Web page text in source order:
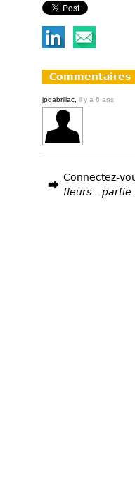
Commentaires
jpgabrillac, il y a 6 ans
Connectez-
fleurs – partie